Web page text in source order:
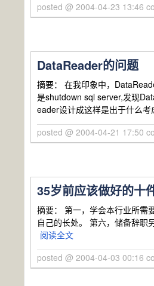
posted @ 2004-04-23 13:46
DataReader的问题
摘要： 在我印象中，
是shutdown sql server,发现
eader设计成这样是出于什么
posted @ 2004-04-21 17:50
35岁前应该做好的十
摘要： 第一，学会本行业所需
自己的长处。 第六，储备辞职
阅读全文
posted @ 2004-04-03 00:16